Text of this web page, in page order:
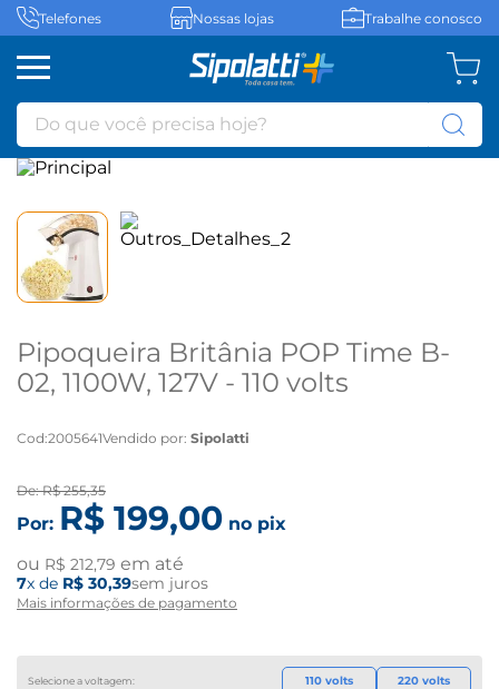
Telefones Nossas lojas Trabalhe conosco
Do que você precisa hoje?
Pipoqueira Britânia POP Time B-
02, 1100W, 127V - 110 volts
Cod:2005641Vendido por: Sipolatti
De:R$ 255,35
Por: R$ 199,00 no pix
ou R$ 212,79 em até
7x de R$ 30,39sem juros
Mais informações de pagamento
110 volts 220 volts